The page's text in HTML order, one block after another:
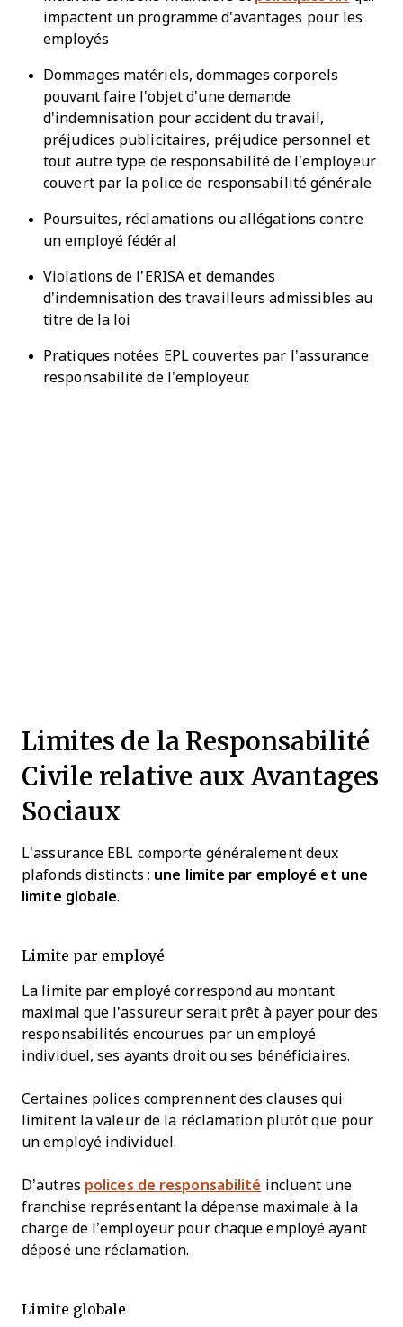
impactent un programme d'avantages pour les
employés
Dommages matériels, dommages corporels
pouvant faire l'objet d'une demande
d'indemnisation pour accident du travail,
préjudices publicitaires, préjudice personnel et
tout autre type de responsabilité de l’employeur
couvert par la police de responsabilité générale
Poursuites, réclamations ou allégations contre
un employé fédéral
Violations de l’ERISA et demandes
d’indemnisation des travailleurs admissibles au
titre de la loi
Pratiques notées EPL couvertes par l’assurance
responsabilité de l’employeur.
Limites de la Responsabilité
Civile relative aux Avantages
Sociaux
L’assurance EBL comporte généralement deux
plafonds distincts : une limite par employé et une
limite globale.
Limite par employé
La limite par employé correspond au montant
maximal que l’assureur serait prêt à payer pour des
responsabilités encourues par un employé
individuel, ses ayants droit ou ses bénéficiaires.
Certaines polices comprennent des clauses qui
limitent la valeur de la réclamation plutôt que pour
un employé individuel.
D’autres polices de responsabilité incluent une
franchise représentant la dépense maximale à la
charge de l’employeur pour chaque employé ayant
déposé une réclamation.
Limite globale